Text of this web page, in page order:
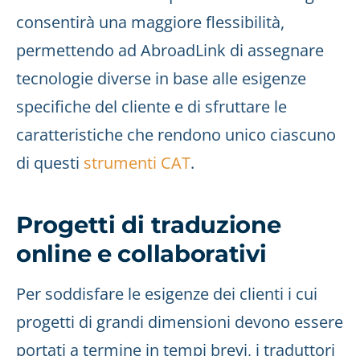
consentirà una maggiore flessibilità,
permettendo ad AbroadLink di assegnare
tecnologie diverse in base alle esigenze
specifiche del cliente e di sfruttare le
caratteristiche che rendono unico ciascuno
di questi strumenti CAT.
Progetti di traduzione
online e collaborativi
Per soddisfare le esigenze dei clienti i cui
progetti di grandi dimensioni devono essere
portati a termine in tempi brevi, i traduttori